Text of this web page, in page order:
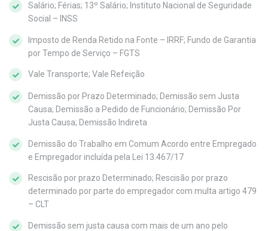
Salário; Férias; 13º Salário; Instituto Nacional de Seguridade
Social – INSS
Imposto de Renda Retido na Fonte – IRRF; Fundo de Garantia
por Tempo de Serviço – FGTS
Vale Transporte; Vale Refeição
Demissão por Prazo Determinado; Demissão sem Justa
Causa; Demissão a Pedido de Funcionário; Demissão Por
Justa Causa; Demissão Indireta
Demissão do Trabalho em Comum Acordo entre Empregado
e Empregador incluída pela Lei 13.467/17
Rescisão por prazo Determinado; Rescisão por prazo
determinado por parte do empregador com multa artigo 479
– CLT
Demissão sem justa causa com mais de um ano pelo